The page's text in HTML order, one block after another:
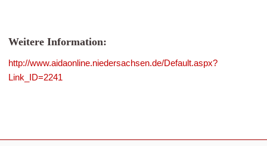
Weitere Information:
http://www.aidaonline.niedersachsen.de/Default.aspx?
Link_ID=2241